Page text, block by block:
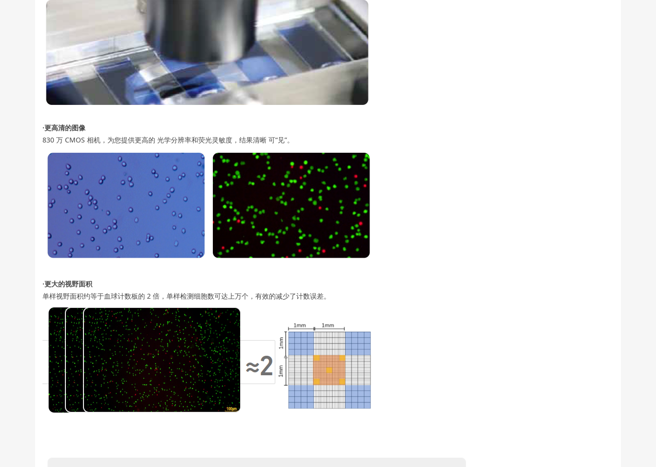
·更高清的图像
830 万 CMOS 相机，为您提供更高的 光学分辨率和荧光灵敏度，结果清晰 可“见”。
·更大的视野面积
单样视野面积约等于血球计数板的 2 倍，单样检测细胞数可达上万个，有效的减少了计数误差。